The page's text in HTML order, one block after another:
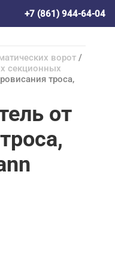
+7 (861) 944-64-04
ворот /
секционных
троса,
от